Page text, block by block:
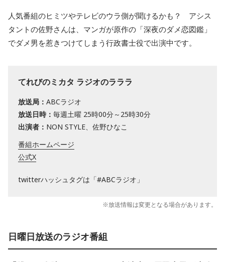
人気番組のヒミツやテレビのウラ側が聞けるかも？ アシス
タントの佐野さんは、マンガが原作の「深夜のダメ恋図鑑」
でダメ男を惹きつけてしまう行政書士役で出演中です。
てれびのミカタ ラジオのラララ
放送局： ABCラジオ
放送日時： 毎週土曜 25時00分～25時30分
出演者： NON STYLE、佐野ひなこ
番組ホームページ
公式X
twitterハッシュタグは「#ABCラジオ」
※放送情報は変更となる場合があります。
日曜日放送のラジオ番組